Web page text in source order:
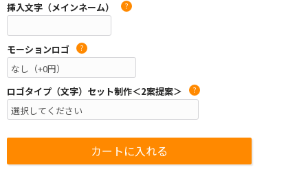
挿入文字（メインネーム） ?
モーションロゴ ?
ロゴタイプ（文字）セット制作＜2案提案＞ ?